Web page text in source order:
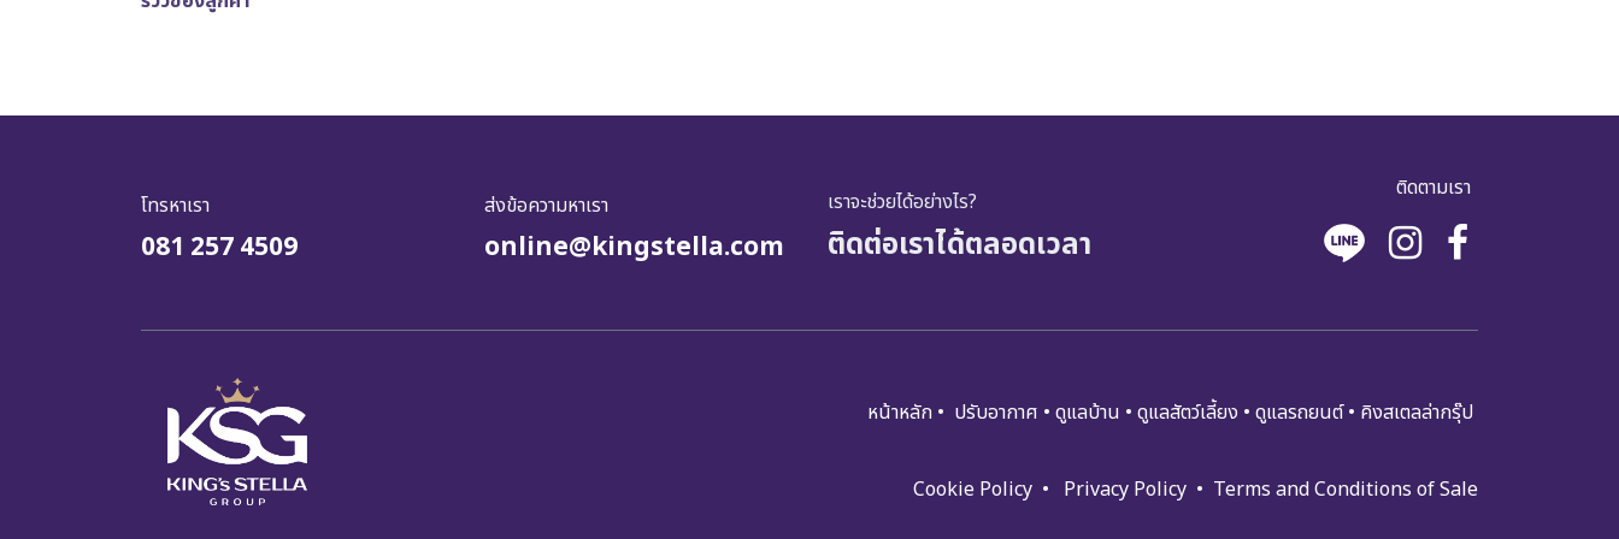
โทรหาเรา
081 257 4509
ส่งข้อความหาเรา
online@kingstella.com
เราจะช่วยได้อย่างไร?
ติดต่อเราได้ตลอดเวลา
ติดตามเรา
หน้าหลัก • ปรับอ​​​​​า​กาศ • ดูแ​​​ล​บ้า​น • ดูแล​สัตว์เลี้ยง • ดูแล​รถย​นต์• คิงสเตลล่ากรุ๊ป
Cookie Policy • Privacy Policy • Terms and Condi​tions of Sale